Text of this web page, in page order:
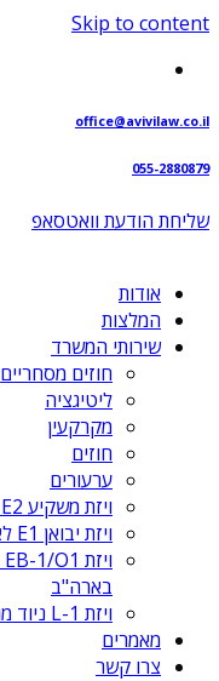
Skip to content
office@avivilaw.co.il
055-2880879
שליחת הודעת וואטסאפ⁩
אודות
המלצות
שירותי המשרד
חוזים מסחריים
ליטיגציה
מקרקעין
חוזים
ערעורים
ויזת משקיע E2 לארה״ב
ויזת יבואן E1 לארה"ב – עורך דין ניר אביבי
בארה"ב
ויזת L-1 ניוד מנהלים ועובדים לארה"ב
מאמרים
צרו קשר